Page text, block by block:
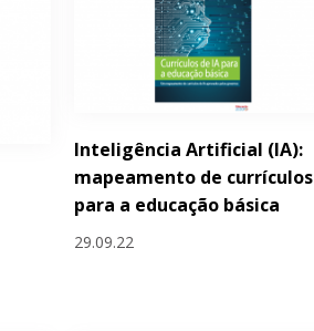
Inteligência Artificial (IA):
mapeamento de currículos
para a educação básica
29.09.22